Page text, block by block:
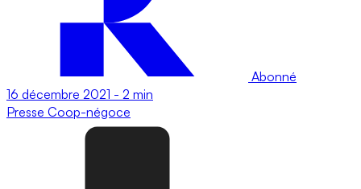
Abonné
16 décembre 2021 - 2 min
Presse Coop-négoce